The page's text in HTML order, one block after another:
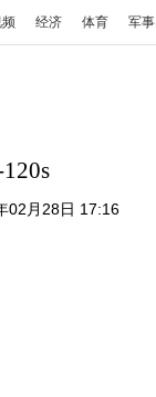
经济 体育 军事
02月28日 17:16